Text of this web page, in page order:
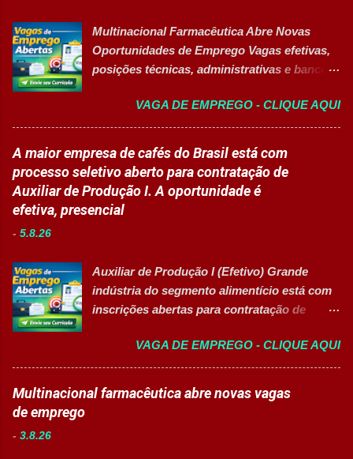
educacionais desenvolv...
Receber produtos no centro de distribuição;
Embalar e etiquetar mercadorias; Conferir
documentos, registros e embalagens;
logísticos; Contribuir com melhorias na
operação; Atuar em equipe para garantir
agilidade nas entregas. ✅ Requisitos Ensino
Fundamental completo; Não é necessário
possuir experiência anterior; Perfil
organizado e proativo; Facilidade para
Remuneração Salário total podend...
Multinacional Farmacêutica Abre Novas
Oportunidades de Emprego Vagas efetivas,
posições técnicas, administrativas e banco
CANDIDATAR-SE AGORA Sobre as
Oportunidades Uma das maiores empresas
do setor farmacêutico e de saúde está com
processo seletivo aberto para contratação
de profissionais em diversas áreas de
atuação, oferecendo desenvolvimento
de gestão, além de opções de cadastro em
banco de talentos para futuras
oportunidades de carreira. Vagas
Auxiliar de Almoxarifado OEA Auxiliar de
Produção Eletricista de Manutenção II
Gerente Executivo de Engenharia Oficial de
VAGA DE EMPREGO - CLIQUE AQUI
A maior empresa de cafés do Brasil está com
processo seletivo aberto para contratação de
Auxiliar de Produção I. A oportunidade é
efetiva, presencial
- 5.8.26
Auxiliar de Produção I (Efetivo) Grande
indústria do segmento alimentício está com
inscrições abertas para contratação de
AGORA Resumo da vaga Cargo: Auxiliar de
Produção I Empresa: Grupo 3Corações Tipo
de contratação: Efetivo (CLT) Modelo de
trabalho: Presencial Inscrições até: 10 de
VAGA DE EMPREGO - CLIQUE AQUI
Multinacional farmacêutica abre novas vagas
de emprego
- 3.8.26